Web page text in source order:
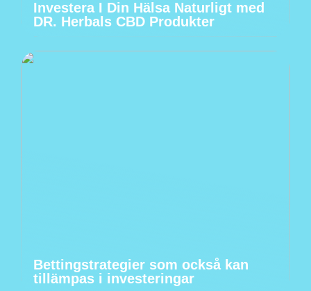
Investera I Din Hälsa Naturligt med
DR. Herbals CBD Produkter
Bettingstrategier som också kan
tillämpas i investeringar